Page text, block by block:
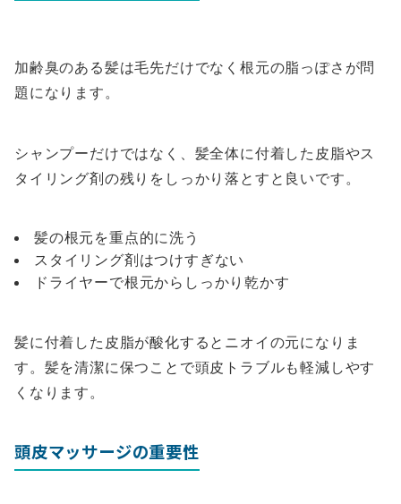
加齢臭のある髪は毛先だけでなく根元の脂っぽさが問
題になります。
シャンプーだけではなく、髪全体に付着した皮脂やス
タイリング剤の残りをしっかり落とすと良いです。
髪の根元を重点的に洗う
スタイリング剤はつけすぎない
ドライヤーで根元からしっかり乾かす
髪に付着した皮脂が酸化するとニオイの元になりま
す。髪を清潔に保つことで頭皮トラブルも軽減しやす
くなります。
頭皮マッサージの重要性